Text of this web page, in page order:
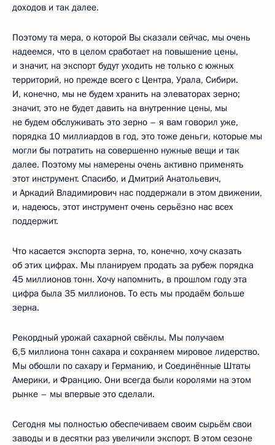
доходов и так далее.
Поэтому та мера, о которой Вы сказали сейчас, мы очень
надеемся, что в целом сработает на повышение цены,
и значит, на экспорт будут уходить не только с южных
территорий, но прежде всего с Центра, Урала, Сибири.
И, конечно, мы не будем хранить на элеваторах зерно;
значит, это не будет давить на внутренние цены, мы
не будем обслуживать это зерно – я вам говорил уже,
порядка 10 миллиардов в год, это тоже деньги, которые мы
могли бы потратить на совершенно нужные вещи и так
далее. Поэтому мы намерены очень активно применять
этот инструмент. Спасибо, и Дмитрий Анатольевич,
и Аркадий Владимирович нас поддержали в этом движении,
и, надеюсь, этот инструмент очень серьёзно нас всех
поддержит.
Что касается экспорта зерна, то, конечно, хочу сказать
об этих цифрах. Мы планируем продать за рубеж порядка
45 миллионов тонн. Хочу напомнить, в прошлом году эта
цифра была 35 миллионов. То есть мы продаём больше
зерна.
Рекордный урожай сахарной свёклы. Мы получаем
6,5 миллиона тонн сахара и сохраняем мировое лидерство.
Мы обошли по сахару и Германию, и Соединённые Штаты
Америки, и Францию. Они всегда были королями на этом
рынке – мы впервые это сделали.
Сегодня мы полностью обеспечиваем своим сырьём свои
заводы и в десятки раз увеличили экспорт. В этом сезоне